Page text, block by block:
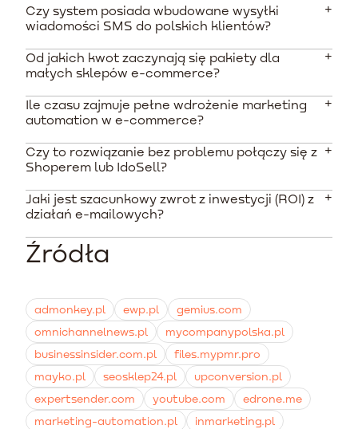
Czy system posiada wbudowane wysyłki
wiadomości SMS do polskich klientów?
Narzędzie wymaga spięcia z zewnętrznymi dostawcami
obsługa SMS wspiera głównie rynki anglosaskie.
Od jakich kwot zaczynają się pakiety dla
małych sklepów e-commerce?
Najniższy płatny abonament zaczyna się od około 20
Istnieje również bezpłatny plan do 250 odbiorców.
Ile czasu zajmuje pełne wdrożenie marketing
automation w e-commerce?
Standardowy proces techniczny i konfiguracyjny trwa
podpięcie sklepu i budowę głównych scenariuszy
sprzedażowych.
Czy to rozwiązanie bez problemu połączy się z
Shoperem lub IdoSell?
Ze względu na brak wtyczek dedykowanych polskim
platformami wymaga zastosowania mechanizmów
łączących za pośrednictwem API.
Jaki jest szacunkowy zwrot z inwestycji (ROI) z
działań e-mailowych?
Dane rynkowe wskazują, że prawidłowo zarządzany e-
opłacalnych kanałów digitalowych.
Źródła
admonkey.pl ewp.pl
gemius.com
omnichannelnews.pl
mycompanypolska.pl
businessinsider.com.pl
files.mypmr.pro
mayko.pl
seosklep24.pl
upconversion.pl
expertsender.com
youtube.com
edrone.me
marketing-automation.pl
inmarketing.pl